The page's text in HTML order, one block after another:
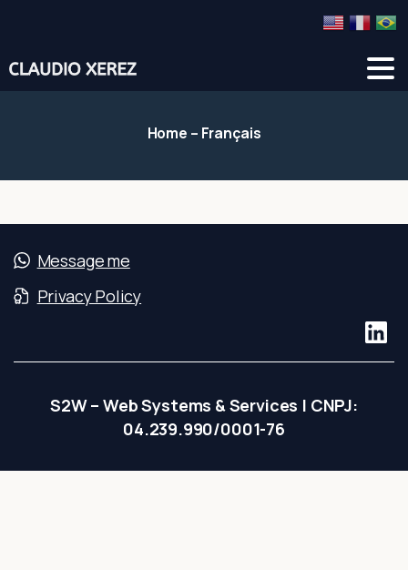
Home – Français
Message me
Privacy Policy
S2W – Web Systems & Services | CNPJ:
04.239.990/0001-76